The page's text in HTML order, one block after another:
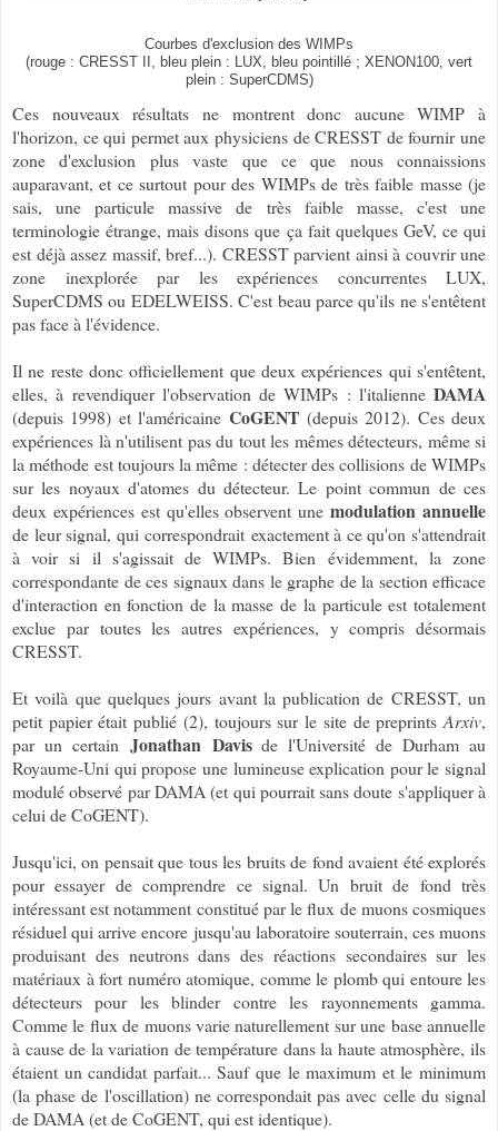
Courbes d'exclusion des WIMPs
(rouge : CRESST II, bleu plein : LUX, bleu pointillé ; XENON100, vert
plein : SuperCDMS)
Ces nouveaux résultats ne montrent donc aucune WIMP à
l'horizon, ce qui permet aux physiciens de CRESST de fournir une
zone d'exclusion plus vaste que ce que nous connaissions
auparavant, et ce surtout pour des WIMPs de très faible masse (je
sais, une particule massive de très faible masse, c'est une
terminologie étrange, mais disons que ça fait quelques GeV, ce qui
est déjà assez massif, bref...). CRESST parvient ainsi à couvrir une
zone inexplorée par les expériences concurrentes LUX,
SuperCDMS ou EDELWEISS. C'est beau parce qu'ils ne s'entêtent
pas face à l'évidence.
Il ne reste donc officiellement que deux expériences qui s'entêtent,
elles, à revendiquer l'observation de WIMPs : l'italienne DAMA
(depuis 1998) et l'américaine CoGENT (depuis 2012). Ces deux
expériences là n'utilisent pas du tout les mêmes détecteurs, même si
la méthode est toujours la même : détecter des collisions de WIMPs
sur les noyaux d'atomes du détecteur. Le point commun de ces
deux expériences est qu'elles observent unemodulation annuelle
de leur signal, qui correspondrait exactement à ce qu'on s'attendrait
à voir si il s'agissait de WIMPs. Bien évidemment, la zone
correspondante de ces signaux dans le graphe de la section efficace
d'interaction en fonction de la masse de la particule est totalement
exclue par toutes les autres expériences, y compris désormais
CRESST.
Et voilà que quelques jours avant la publication de CRESST, un
petit papier était publié (2), toujours sur le site de preprints Arxiv,
par un certain Jonathan Davisde l'Université de Durham au
Royaume-Uni qui propose une lumineuse explication pour le signal
modulé observé par DAMA (et qui pourrait sans doute s'appliquer à
celui de CoGENT).
Jusqu'ici, on pensait que tous les bruits de fond avaient été explorés
pour essayer de comprendre ce signal. Un bruit de fond très
intéressant est notamment constitué par le flux de muons cosmiques
résiduel qui arrive encore jusqu'au laboratoire souterrain, ces muons
produisant des neutrons dans des réactions secondaires sur les
matériaux à fort numéro atomique, comme le plomb qui entoure les
détecteurs pour les blinder contre les rayonnements gamma.
Comme le flux de muons varie naturellement sur une base annuelle
à cause de la variation de température dans la haute atmosphère, ils
étaient un candidat parfait... Sauf que le maximum et le minimum
(la phase de l'oscillation) ne correspondait pas avec celle du signal
de DAMA (et de CoGENT, qui est identique).